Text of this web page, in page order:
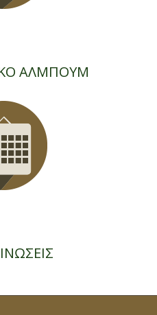
ΑΛΜΠΟΥΜ